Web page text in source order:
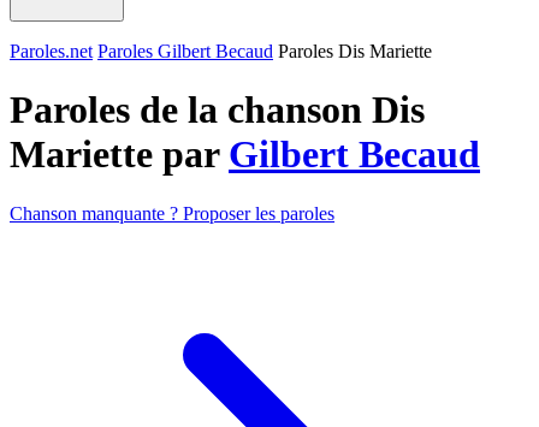
Paroles.net Paroles Gilbert Becaud Paroles Dis Mariette
Paroles de la chanson Dis
Mariette par Gilbert Becaud
Chanson manquante ? Proposer les paroles